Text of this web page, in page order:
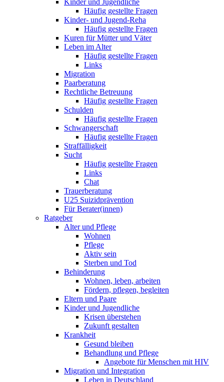
Kinder und Jugendliche
Häufig gestellte Fragen
Kinder- und Jugend-Reha
Häufig gestellte Fragen
Kuren für Mütter und Väter
Leben im Alter
Häufig gestellte Fragen
Links
Migration
Paarberatung
Rechtliche Betreuung
Häufig gestellte Fragen
Schulden
Häufig gestellte Fragen
Schwangerschaft
Häufig gestellte Fragen
Straffälligkeit
Sucht
Häufig gestellte Fragen
Links
Chat
Trauerberatung
U25 Suizidprävention
Für Berater(innen)
Ratgeber
Alter und Pflege
Wohnen
Pflege
Aktiv sein
Sterben und Tod
Behinderung
Wohnen, leben, arbeiten
Fördern, pflegen, begleiten
Eltern und Paare
Kinder und Jugendliche
Krisen überstehen
Zukunft gestalten
Krankheit
Gesund bleiben
Behandlung und Pflege
Angebote für Menschen mit HIV
Migration und Integration
Leben in Deutschland